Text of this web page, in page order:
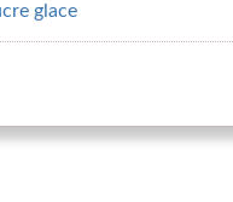
glace